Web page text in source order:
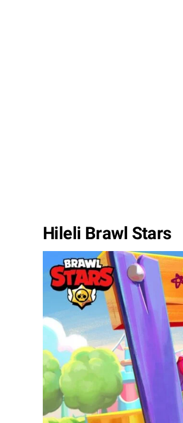
Hileli Brawl Stars